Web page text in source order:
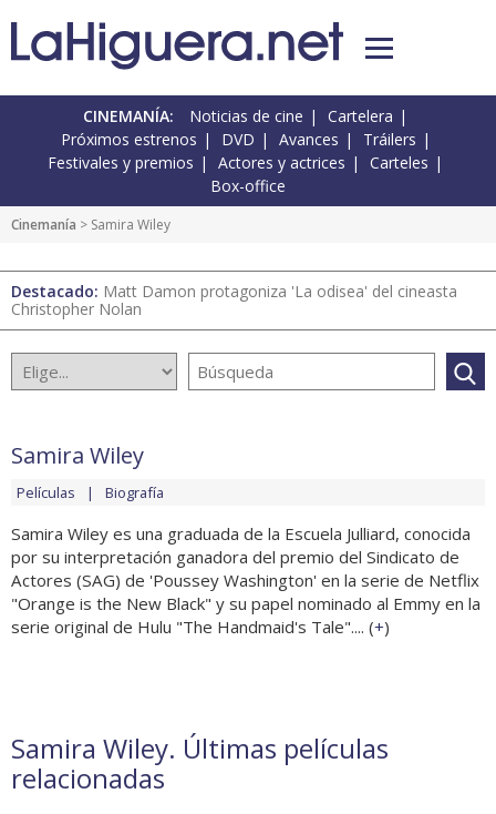
CINEMANÍA: Noticias de cine
Cartelera
Próximos estrenos
DVD Avances
Tráilers
Festivales y premios
Actores y actrices
Carteles
Box-office
Cinemanía > Samira Wiley
Destacado: Matt Damon protagoniza 'La odisea' del cineasta
Christopher Nolan
Samira Wiley
Películas Biografía
Samira Wiley es una graduada de la Escuela Julliard, conocida
por su interpretación ganadora del premio del Sindicato de
Actores (SAG) de 'Poussey Washington' en la serie de Netflix
"Orange is the New Black" y su papel nominado al Emmy en la
serie original de Hulu "The Handmaid's Tale".... (+)
Samira Wiley. Últimas películas
relacionadas